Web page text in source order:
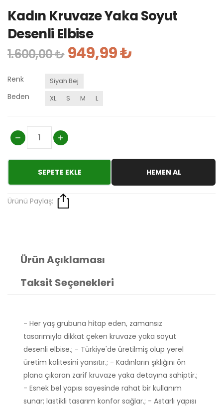
Kadın Kruvaze Yaka Soyut
Desenli Elbise
1.600,00 ₺ 949,99 ₺
Renk Siyah Bej
Beden XL S M L
SEPETE EKLE HEMEN AL
Ürünü Paylaş:
Ürün Açıklaması
Taksit Seçenekleri
- Her yaş grubuna hitap eden, zamansız
tasarımıyla dikkat çeken kruvaze yaka soyut
desenli elbise.; - Türkiye'de üretilmiş olup yerel
üretim kalitesini yansıtır.; - Kadınların şıklığını ön
plana çıkaran zarif kruvaze yaka detayına sahiptir.;
- Esnek bel yapısı sayesinde rahat bir kullanım
sunar; lastikli tasarım konfor sağlar.; - Astarlı yapısı